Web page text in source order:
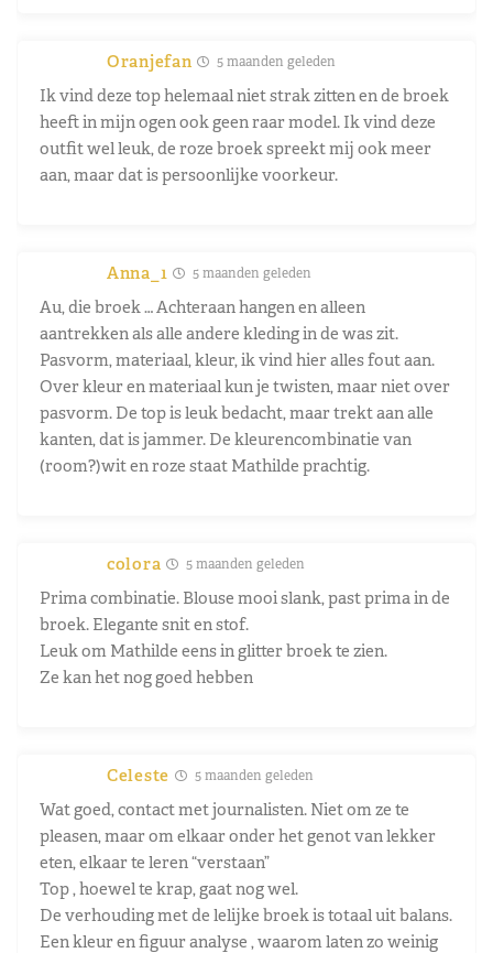
Oranjefan 5 maanden geleden
Ik vind deze top helemaal niet strak zitten en de broek
heeft in mijn ogen ook geen raar model. Ik vind deze
outfit wel leuk, de roze broek spreekt mij ook meer
aan, maar dat is persoonlijke voorkeur.
Anna_1 5 maanden geleden
Au, die broek … Achteraan hangen en alleen
aantrekken als alle andere kleding in de was zit.
Pasvorm, materiaal, kleur, ik vind hier alles fout aan.
Over kleur en materiaal kun je twisten, maar niet over
pasvorm. De top is leuk bedacht, maar trekt aan alle
kanten, dat is jammer. De kleurencombinatie van
(room?)wit en roze staat Mathilde prachtig.
colora 5 maanden geleden
Prima combinatie. Blouse mooi slank, past prima in de
broek. Elegante snit en stof.
Leuk om Mathilde eens in glitter broek te zien.
Ze kan het nog goed hebben
Celeste 5 maanden geleden
Wat goed, contact met journalisten. Niet om ze te
pleasen, maar om elkaar onder het genot van lekker
eten, elkaar te leren “verstaan”
Top , hoewel te krap, gaat nog wel.
De verhouding met de lelijke broek is totaal uit balans.
Een kleur en figuur analyse , waarom laten zo weinig